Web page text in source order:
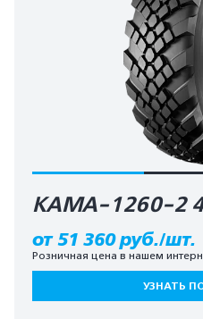
КАМА-1260-2
от 51 360 руб./шт.
Розничная цена в нашем
УЗНАТЬ